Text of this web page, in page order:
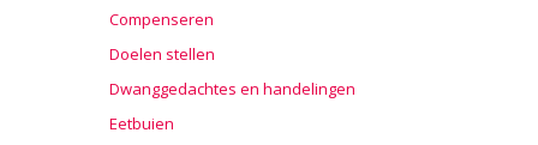
Compenseren
Doelen stellen
Dwanggedachtes en handelingen
Eetbuien